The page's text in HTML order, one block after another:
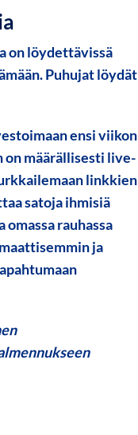
on löydettävissä
Puhujat löydät
ensi viikon
määrällisesti live-
linkkien
satoja ihmisiä
rauhassa
ja